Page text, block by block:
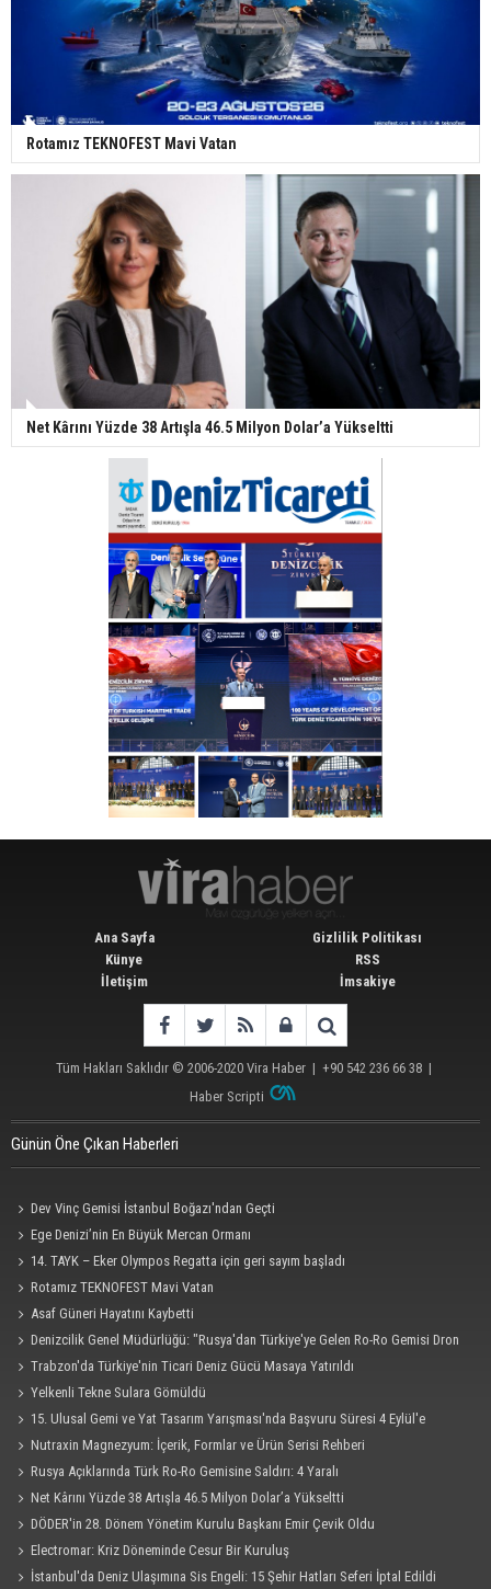
Rotamız TEKNOFEST Mavi Vatan
Net Kârını Yüzde 38 Artışla 46.5 Milyon Dolar’a Yükseltti
Ana Sayfa
Künye
İletişim
Gizlilik Politikası
RSS
İmsakiye
Tüm Hakları Saklıdır © 2006-2020 Vira Haber | +90 542 236 66 38 |
Haber Scripti
Günün Öne Çıkan Haberleri
Dev Vinç Gemisi İstanbul Boğazı'ndan Geçti
Ege Denizi’nin En Büyük Mercan Ormanı
14. TAYK – Eker Olympos Regatta için geri sayım başladı
Rotamız TEKNOFEST Mavi Vatan
Asaf Güneri Hayatını Kaybetti
Denizcilik Genel Müdürlüğü: "Rusya'dan Türkiye'ye Gelen Ro-Ro Gemisi Dron
Saldırısına Uğradı"
Trabzon'da Türkiye'nin Ticari Deniz Gücü Masaya Yatırıldı
Yelkenli Tekne Sulara Gömüldü
15. Ulusal Gemi ve Yat Tasarım Yarışması'nda Başvuru Süresi 4 Eylül'e
Uzatıldı
Nutraxin Magnezyum: İçerik, Formlar ve Ürün Serisi Rehberi
Rusya Açıklarında Türk Ro-Ro Gemisine Saldırı: 4 Yaralı
Net Kârını Yüzde 38 Artışla 46.5 Milyon Dolar’a Yükseltti
DÖDER'in 28. Dönem Yönetim Kurulu Başkanı Emir Çevik Oldu
Electromar: Kriz Döneminde Cesur Bir Kuruluş
İstanbul'da Deniz Ulaşımına Sis Engeli: 15 Şehir Hatları Seferi İptal Edildi